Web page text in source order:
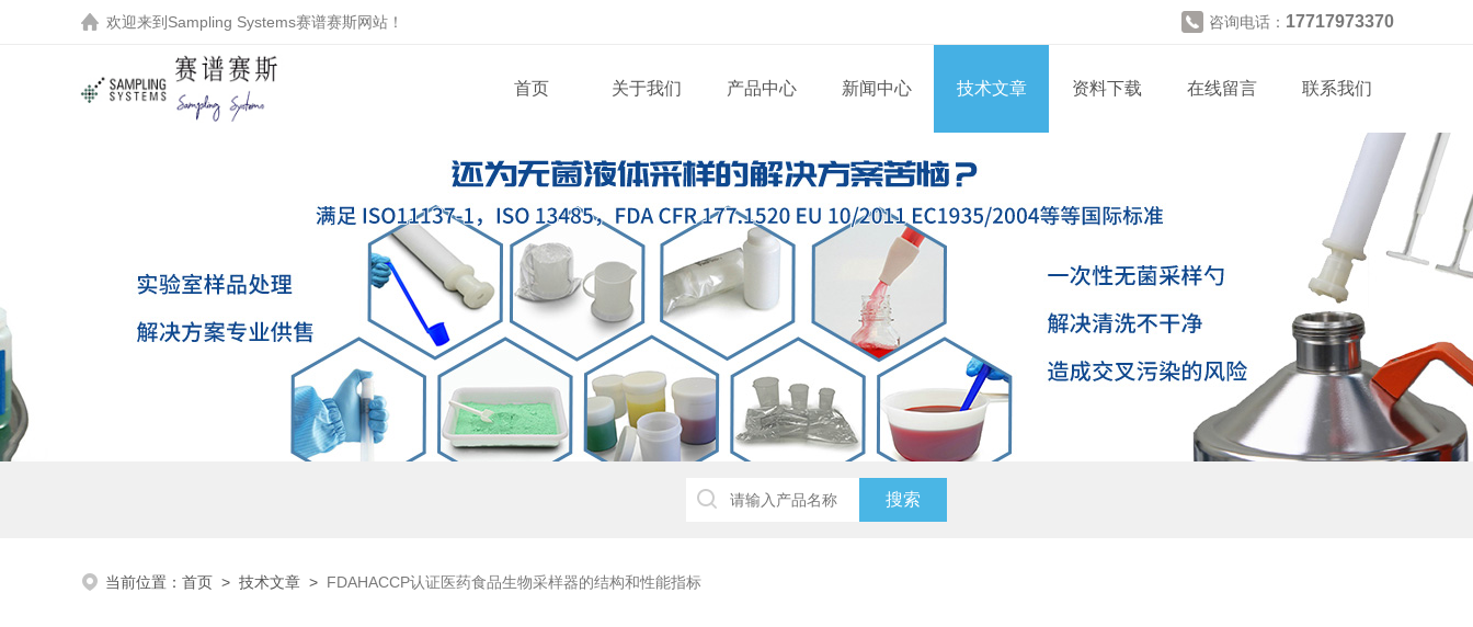
欢迎来到 Sampling Systems赛谱赛斯网站！ 咨询电话： 17717973370
首页 关于我们 产品中心 新闻中心 技术文章 资料下载 在线留言 联系我们
当前位置： 首页 > 技术文章 > FDAHACCP认证医药食品生物采样器的结构和性能指标